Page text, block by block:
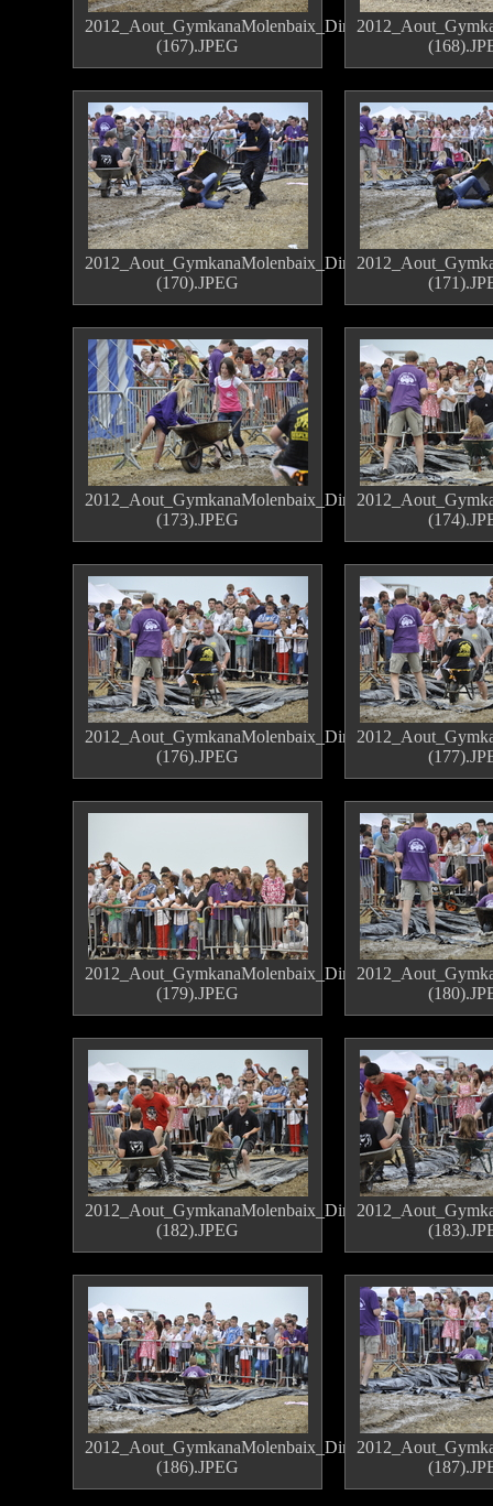
2012_Aout_GymkanaMolenbaix_Dimanche
(167).JPEG
2012_Aout_GymkanaMolenbaix_Dimanche
(170).JPEG
2012_Aout_GymkanaMolenbaix_Dimanche
(173).JPEG
2012_Aout_GymkanaMolenbaix_Dimanche
(176).JPEG
2012_Aout_GymkanaMolenbaix_Dimanche
(179).JPEG
2012_Aout_GymkanaMolenbaix_Dimanche
(182).JPEG
2012_Aout_GymkanaMolenbaix_Dimanche
(186).JPEG